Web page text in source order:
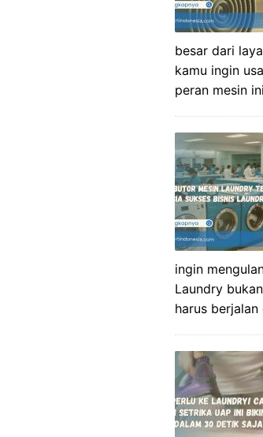
besar dari
kamu ingin
peran mesin
ingin
Laundry
harus